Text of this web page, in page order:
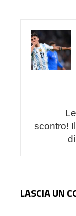
scontro!
LASCIA UN